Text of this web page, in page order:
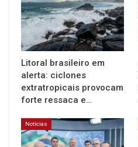
Litoral brasileiro em
alerta: ciclones
extratropicais provocam
forte ressaca e…
Notícias